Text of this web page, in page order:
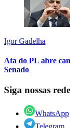
Igor Gadelha
Ata do PL abre
Senado
Siga nossas
WhatsApp